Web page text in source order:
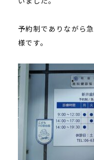
予約制でありながら
様です。